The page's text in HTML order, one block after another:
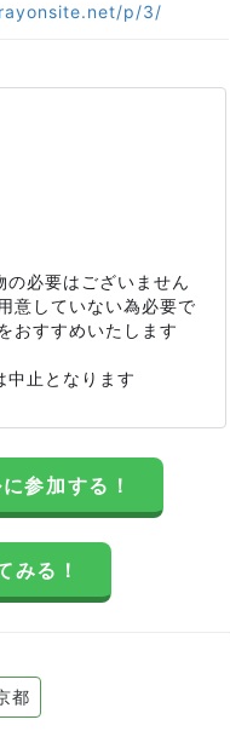
p/3/
必要はございません
意していない為必要で
おすすめいたします
中止となります
参加する！
みる！
都